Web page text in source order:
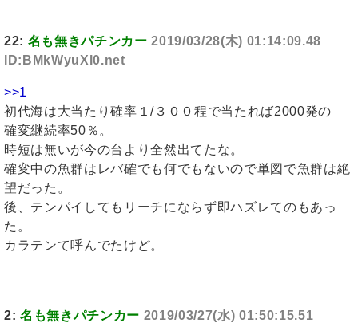
22: 名も無きパチンカー 2019/03/28(木) 01:14:09.48
ID:BMkWyuXl0.net
>>1
初代海は大当たり確率１/３００程で当たれば2000発の
確変継続率50％。
時短は無いが今の台より全然出てたな。
確変中の魚群はレバ確でも何でもないので単図で魚群は絶
望だった。
後、テンパイしてもリーチにならず即ハズレてのもあっ
た。
カラテンて呼んでたけど。
2: 名も無きパチンカー 2019/03/27(水) 01:50:15.51